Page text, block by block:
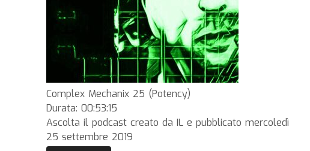
Complex Mechanix 25 (Potency)
Durata: 00:53:15
Ascolta il podcast creato da IL e pubblicato mercoledì
25 settembre 2019